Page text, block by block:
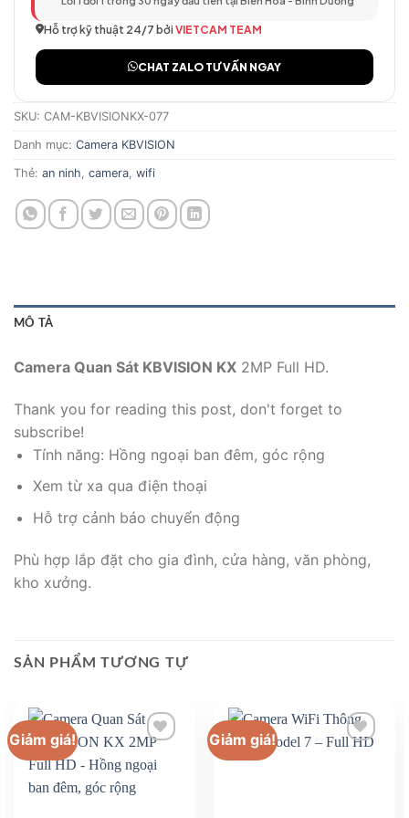
Hỗ trợ kỹ thuật 24/7 bởi VIETCAM TEAM
CHAT ZALO TƯ VẤN NGAY
SKU: CAM-KBVISIONKX-077
Danh mục: Camera KBVISION
Thẻ: an ninh camera wifi
MÔ TẢ
Camera Quan Sát KBVISION KX 2MP Full HD.
Thank you for reading this post, don't forget to
subscribe!
Tính năng: Hồng ngoại ban đêm, góc rộng
Xem từ xa qua điện thoại
Hỗ trợ cảnh báo chuyển động
Phù hợp lắp đặt cho gia đình, cửa hàng, văn phòng,
kho xưởng.
SẢN PHẨM TƯƠNG TỰ
Giảm giá! Giảm giá!